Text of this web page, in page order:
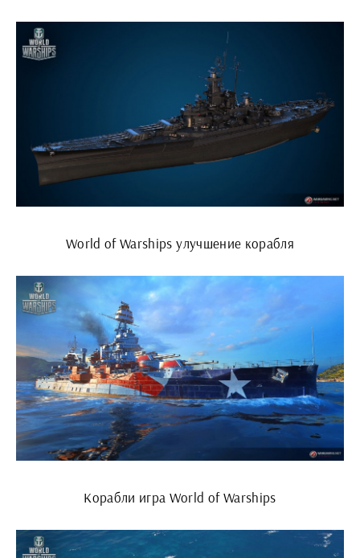
World of Warships улучшение корабля
Корабли игра World of Warships